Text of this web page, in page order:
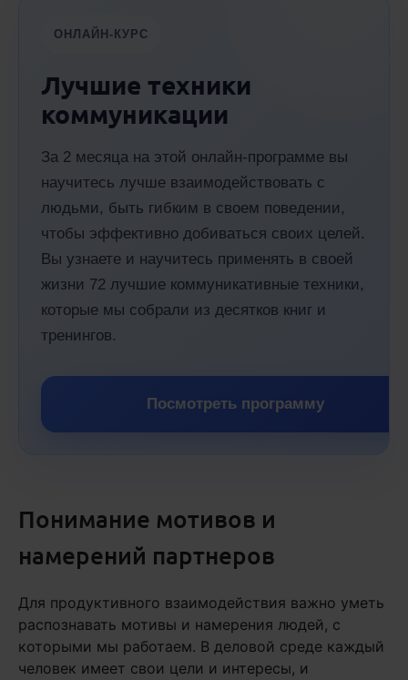
ОНЛАЙН-КУРС
Лучшие техники
коммуникации
За 2 месяца на этой онлайн-программе вы
научитесь лучше взаимодействовать с
людьми, быть гибким в своем поведении,
чтобы эффективно добиваться своих целей.
Вы узнаете и научитесь применять в своей
жизни 72 лучшие коммуникативные техники,
которые мы собрали из десятков книг и
тренингов.
Посмотреть программу
Понимание мотивов и
намерений партнеров
Для продуктивного взаимодействия важно уметь
распознавать мотивы и намерения людей, с
которыми мы работаем. В деловой среде каждый
человек имеет свои цели и интересы, и